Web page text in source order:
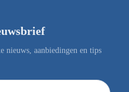
nieuws, aanbiedingen en tips